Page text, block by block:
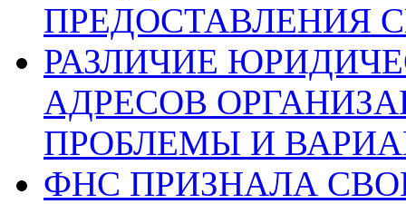
ПРЕДОСТАВЛЕНИЯ
РАЗЛИЧИЕ
АДРЕСОВ
ПРОБЛЕМЫ И
ФНС ПРИЗНАЛА